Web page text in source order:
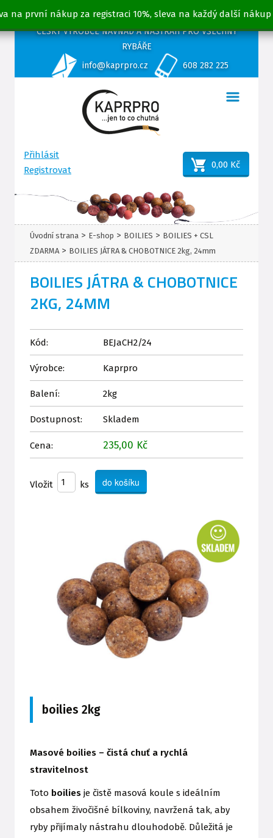
na první nákup za registraci 10%, sleva na každý další nákup
ČESKÝ VÝROBCE NÁVNAD A NÁSTRAH PRO VŠECHNY
RYBÁŘE
info@kaprpro.cz
608 282 225
Přihlásit
Registrovat
0,00 Kč
Úvodní strana > E-shop > BOILIES > BOILIES + CSL
ZDARMA > BOILIES JÁTRA & CHOBOTNICE 2kg, 24mm
BOILIES JÁTRA & CHOBOTNICE
2KG, 24MM
Kód: BEJaCH2/24
Výrobce: Kaprpro
Balení: 2kg
Dostupnost: Skladem
Cena: 235,00 Kč
Vložit ks
boilies 2kg
Masové boilies – čistá chuť a rychlá
stravitelnost
Toto boilies je čistě masová koule s ideálním
obsahem živočišné bílkoviny, navržená tak, aby
ryby přijímaly nástrahu dlouhodobě. Důležitá je